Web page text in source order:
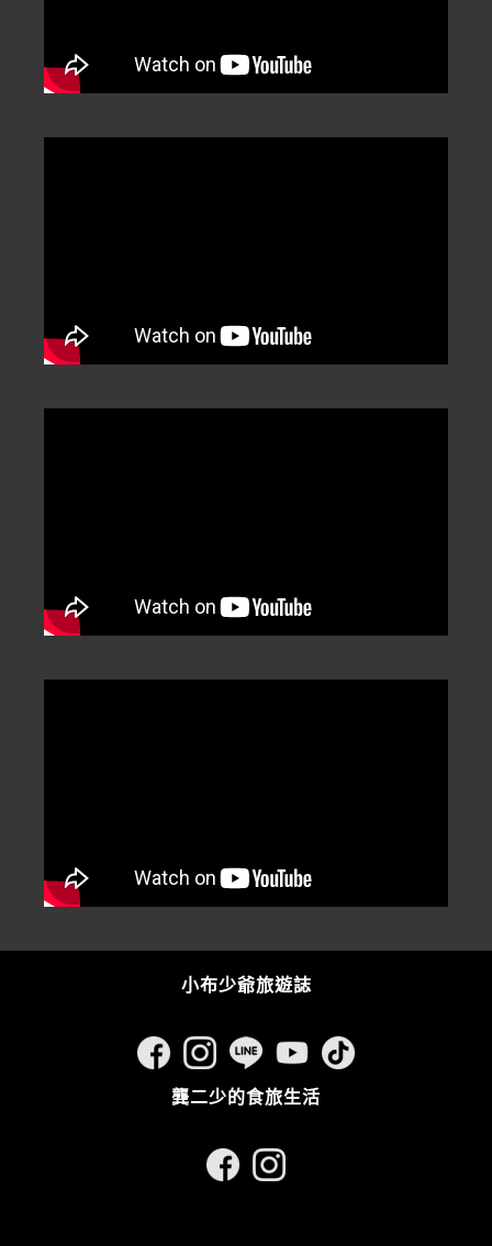
小布少爺旅遊誌
龔二少的食旅生活